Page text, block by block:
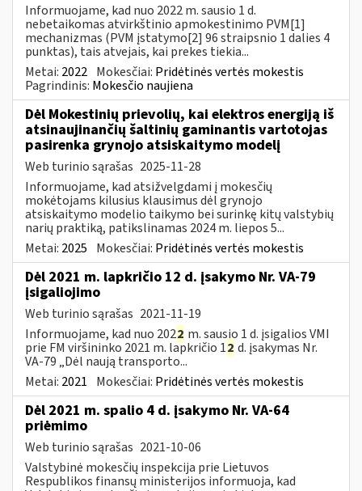
Informuojame, kad nuo 2022 m. sausio 1 d.
nebetaikomas atvirkštinio apmokestinimo PVM[1]
mechanizmas (PVM įstatymo[2] 96 straipsnio 1 dalies 4
punktas), tais atvejais, kai prekes tiekia...
Metai: 2022 Mokesčiai: Pridėtinės vertės mokestis
Pagrindinis: Mokesčio naujiena
Dėl Mokestinių prievolių, kai elektros energiją iš
atsinaujinančių šaltinių gaminantis vartotojas
pasirenka grynojo atsiskaitymo modelį
Web turinio sąrašas 2025-11-28
Informuojame, kad atsižvelgdami į mokesčių
mokėtojams kilusius klausimus dėl grynojo
atsiskaitymo modelio taikymo bei surinkę kitų valstybių
narių praktiką, patikslinamas 2024 m. liepos 5...
Metai: 2025 Mokesčiai: Pridėtinės vertės mokestis
Dėl 2021 m. lapkričio 12 d. įsakymo Nr. VA-79
įsigaliojimo
Web turinio sąrašas 2021-11-19
Informuojame, kad nuo 2022 m. sausio 1 d. įsigalios VMI
prie FM viršininko 2021 m. lapkričio 12 d. įsakymas Nr.
VA-79 „Dėl naują transporto...
Metai: 2021 Mokesčiai: Pridėtinės vertės mokestis
Dėl 2021 m. spalio 4 d. įsakymo Nr. VA-64
priėmimo
Web turinio sąrašas 2021-10-06
Valstybinė mokesčių inspekcija prie Lietuvos
Respublikos finansų ministerijos informuoja, kad